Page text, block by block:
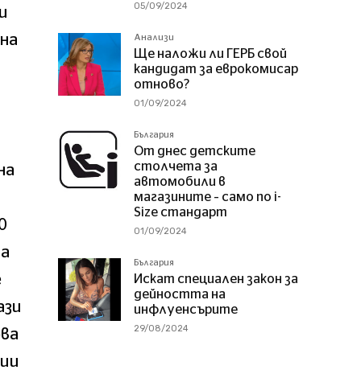
05/09/2024
Анализи
Ще наложи ли ГЕРБ свой
кандидат за еврокомисар
отново?
01/09/2024
България
От днес детските
столчета за
автомобили в
магазините – само по i-
Size стандарт
01/09/2024
България
Искат специален закон за
дейността на
инфлуенсърите
29/08/2024